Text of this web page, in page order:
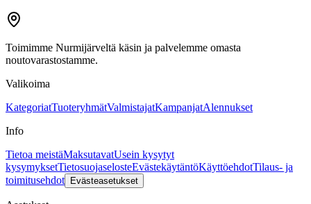
Toimimme Nurmijärveltä käsin ja palvelemme omasta
noutovarastostamme.
Valikoima
KategoriatTuoteryhmätValmistajatKampanjatAlennukset
Info
Tietoa meistäMaksutavatUsein kysytyt
kysymyksetTietosuojaselosteEvästekäytäntöKäyttöehdotTilaus- ja
toimitusehdot Evästeasetukset